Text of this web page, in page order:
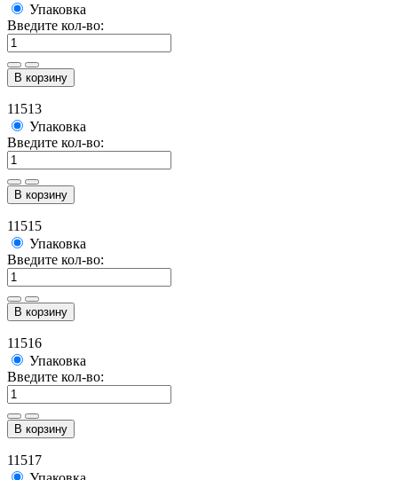
Упаковка
Введите кол-во:
В корзину
11513
Упаковка
Введите кол-во:
В корзину
11515
Упаковка
Введите кол-во:
В корзину
11516
Упаковка
Введите кол-во:
В корзину
11517